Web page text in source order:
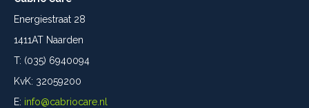
Energiestraat 28
1411AT Naarden
T: (035) 6940094
KvK: 32059200
E: info@cabriocare.nl